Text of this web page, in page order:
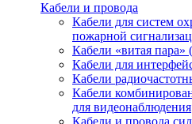
Кабели и провода
Кабели для систем
пожарной
Кабели «витая
Кабели для
Кабели
Кабели
для видеонаблюдения
Кабели и провода